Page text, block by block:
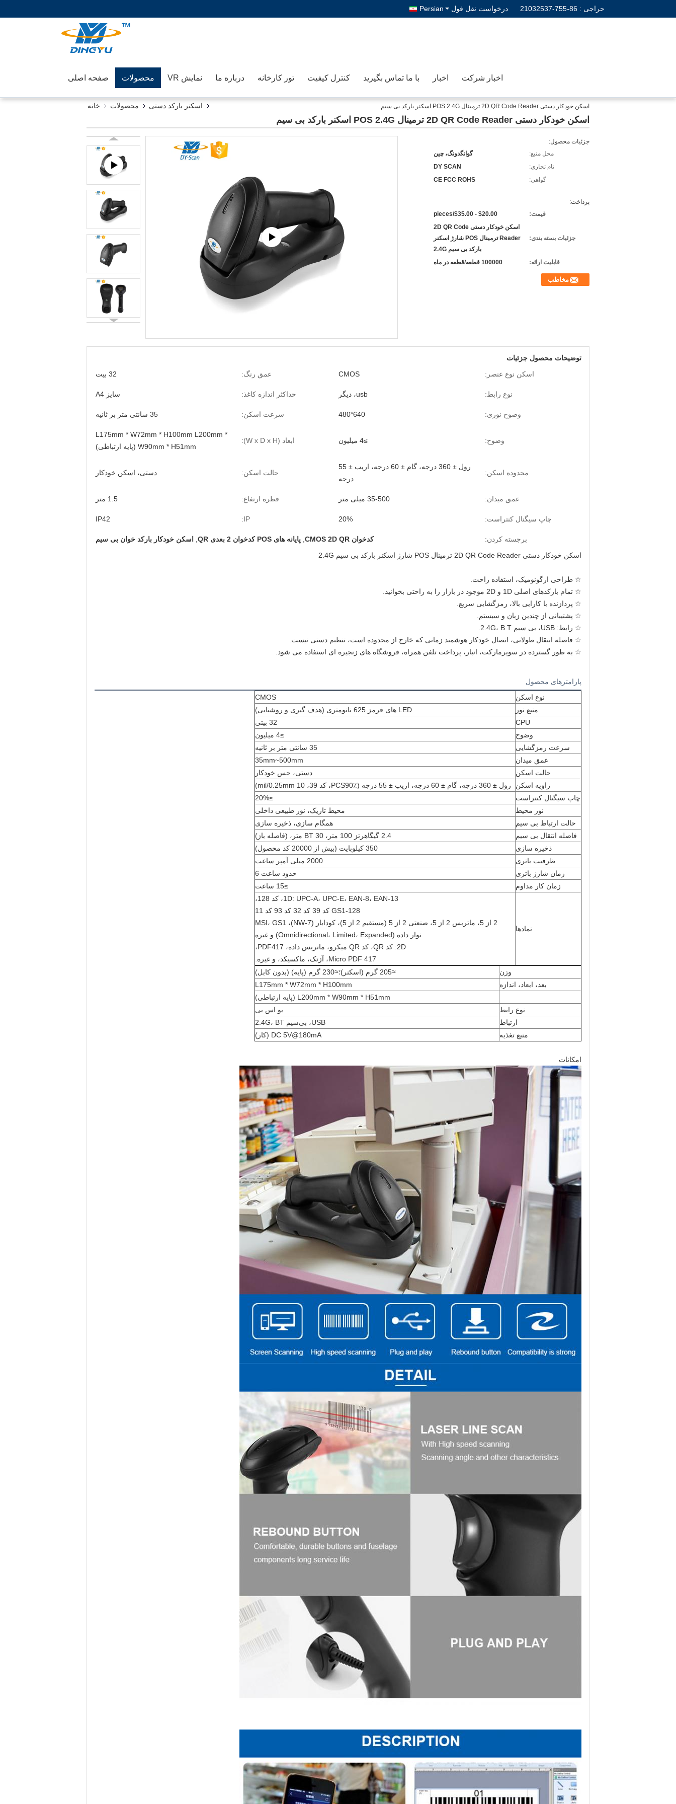
حراجی : 86-755-21032537 درخواست نقل قول Persian
صفحه اصلی محصولات نمایش VR درباره ما تور کارخانه کنترل کیفیت با ما تماس بگیرید اخبار اخبار شرکت
خانه محصولات اسکنر بارکد دستی اسکن خودکار دستی 2D QR Code Reader ترمینال POS 2.4G اسکنر بارکد بی سیم
اسکن خودکار دستی 2D QR Code Reader ترمینال POS 2.4G اسکنر بارکد بی سیم
جزئیات محصول:
محل منبع:
گوانگدونگ، چین
نام تجاری:
DY SCAN
گواهی:
CE FCC ROHS
پرداخت:
قیمت:
$20.00 - $35.00/pieces
جزئیات بسته بندی:
اسکن خودکار دستی 2D QR Code
Reader ترمینال POS شارژ اسکنر
بارکد بی سیم 2.4G
قابلیت ارائه:
100000 قطعه/قطعه در ماه
مخاطب
توضیحات محصول جزئیات
اسکن نوع عنصر:
CMOS عمق رنگ: 32 بیت
نوع رابط: usb، دیگر حداکثر اندازه کاغذ: سایز A4
وضوح نوری: 640*480 سرعت اسکن: 35 سانتی متر بر ثانیه
وضوح: ≥4 میلیون ابعاد (W x D x H):
L175mm * W72mm * H100mm L200mm *
W90mm * H51mm (پایه ارتباطی)
محدوده اسکن:
رول ± 360 درجه، گام ± 60 درجه، اریب ± 55
درجه
حالت اسکن: دستی، اسکن خودکار
عمق میدان: 35-500 میلی متر قطره ارتفاع: 1.5 متر
چاپ سیگنال کنتراست: 20%
IP:
IP42
برجسته کردن: کدخوان CMOS 2D QR پایانه های POS کدخوان 2 بعدی QR
اسکن خودکار بارکد خوان بی سیم
اسکن خودکار دستی 2D QR Code Reader ترمینال POS شارژ اسکنر بارکد بی سیم 2.4G
☆ طراحی ارگونومیک، استفاده راحت.
☆ تمام بارکدهای اصلی 1D و 2D موجود در بازار را به راحتی بخوانید.
☆ پردازنده با کارایی بالا، رمزگشایی سریع.
☆ پشتیبانی از چندین زبان و سیستم.
☆ رابط: USB، بی سیم 2.4G، B T.
☆ فاصله انتقال طولانی، اتصال خودکار هوشمند زمانی که خارج از محدوده است، تنظیم دستی نیست.
☆ به طور گسترده در سوپرمارکت، انبار، پرداخت تلفن همراه، فروشگاه های زنجیره ای استفاده می شود.
پارامترهای محصول
نوع اسکن
CMOS
منبع نور
LED های قرمز 625 نانومتری (هدف گیری و روشنایی)
CPU
32 بیتی
وضوح
≥4 میلیون
سرعت رمزگشایی
35 سانتی متر بر ثانیه
عمق میدان
35mm~500mm
حالت اسکن
دستی، حس خودکار
زاویه اسکن
رول ± 360 درجه، گام ± 60 درجه، اریب ± 55 درجه (PCS90٪، کد 39، 10 mil/0.25mm)
چاپ سیگنال کنتراست
≥20%
نور محیط
محیط تاریک، نور طبیعی داخلی
حالت ارتباط بی سیم
همگام سازی، ذخیره سازی
فاصله انتقال بی سیم
2.4 گیگاهرتز 100 متر، BT 30 متر، (فاصله باز)
ذخیره سازی
350 کیلوبایت (بیش از 20000 کد محصول)
ظرفیت باتری
2000 میلی آمپر ساعت
زمان شارژ باتری
حدود ساعت 6
زمان کار مداوم
≥15 ساعت
نمادها
1D: UPC-A، UPC-E، EAN-8، EAN-13، کد 128،
GS1-128 کد 39 کد 32 کد 93 کد 11
2 از 5، ماتریس 2 از 5، صنعتی 2 از 5 (مستقیم 2 از 5)، کودابار (NW-7)، MSI، GS1
نوار داده (Omnidirectional، Limited، Expanded) و غیره
2D: کد QR، کد QR میکرو، ماتریس داده، PDF417،
Micro PDF 417، آزتک، ماکسیکد، و غیره.
وزن
≈205 گرم (اسکنر)؛≈230 گرم (پایه) (بدون کابل)
بعد، ابعاد، اندازه
L175mm * W72mm * H100mm
L200mm * W90mm * H51mm (پایه ارتباطی)
نوع رابط
یو اس بی
ارتباط
USB، بی‌سیم 2.4G، BT
منبع تغذیه
DC 5V@180mA (کار)
امکانات